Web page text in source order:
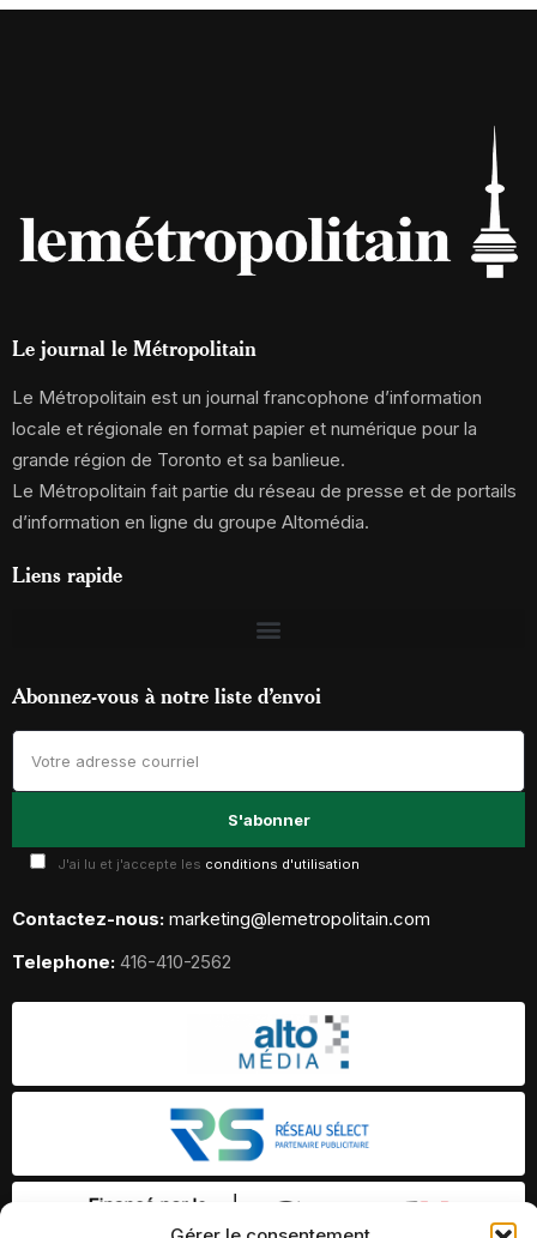
Le journal le Métropolitain
Le Métropolitain est un journal francophone d’information
locale et régionale en format papier et numérique pour la
grande région de Toronto et sa banlieue.
Le Métropolitain fait partie du réseau de presse et de portails
d’information en ligne du groupe Altomédia.
Liens rapide
Abonnez-vous à notre liste d’envoi
J'ai lu et j'accepte les conditions d'utilisation
Contactez-nous: marketing@lemetropolitain.com
Telephone: 416-410-2562